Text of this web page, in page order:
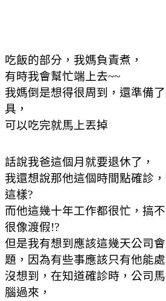
吃飯的部分，我媽負責煮，
有時我會幫忙端上去~~
我媽倒是想得很周到，還準備
具，
可以吃完就馬上丟掉
話說我爸這個月就要退休了，
我還想說那他這個時間點確診
這樣?
而他這幾十年工作都很忙，搞
很像渡假!?
但是我有想到應該這幾天公司
題，因為有些事應該只有他能
沒想到，在知道確診時，公司
腦過來，